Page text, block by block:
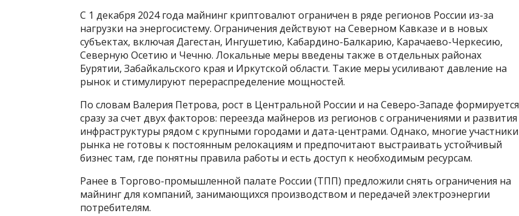
С 1 декабря 2024 года майнинг криптовалют ограничен в ряде регионов России из-за
нагрузки на энергосистему. Ограничения действуют на Северном Кавказе и в новых
субъектах, включая Дагестан, Ингушетию, Кабардино-Балкарию, Карачаево-Черкесию,
Северную Осетию и Чечню. Локальные меры введены также в отдельных районах
Бурятии, Забайкальского края и Иркутской области. Такие меры усиливают давление на
рынок и стимулируют перераспределение мощностей.
По словам Валерия Петрова, рост в Центральной России и на Северо-Западе формируется
сразу за счет двух факторов: переезда майнеров из регионов с ограничениями и развития
инфраструктуры рядом с крупными городами и дата-центрами. Однако, многие участники
рынка не готовы к постоянным релокациям и предпочитают выстраивать устойчивый
бизнес там, где понятны правила работы и есть доступ к необходимым ресурсам.
Ранее в Торгово-промышленной палате России (ТПП) предложили снять ограничения на
майнинг для компаний, занимающихся производством и передачей электроэнергии
потребителям.